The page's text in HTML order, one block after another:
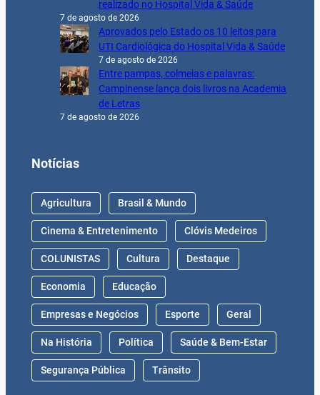
realizado no Hospital Vida & Saúde
7 de agosto de 2026
Aprovados pelo Estado os 10 leitos para
UTI Cardiológica do Hospital Vida & Saúde
7 de agosto de 2026
Entre pampas, colmeias e palavras:
Campinense lança dois livros na Academia
de Letras
7 de agosto de 2026
Notícias
Agricultura Brasil & Mundo
Cinema & Entretenimento Clóvis Medeiros
COLUNISTAS Cultura Destaque
Economia Educação
Empresas e Negócios Esporte Geral
Na História Política Saúde & Bem-Estar
Segurança Pública Trânsito